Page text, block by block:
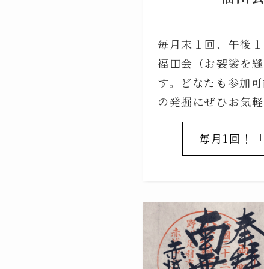
毎月末１回、午後
福田会（お袈裟を
す。どなたも参加
の発掘にぜひお気
毎月1回！